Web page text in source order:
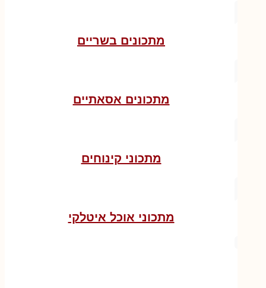
מתכונים בשריים
מתכונים אסאתיים
מתכוני קינוחים
מתכוני אוכל איטלקי